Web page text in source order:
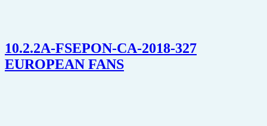
10.2.2A-FSEPON-CA-2018-327
EUROPEAN FANS